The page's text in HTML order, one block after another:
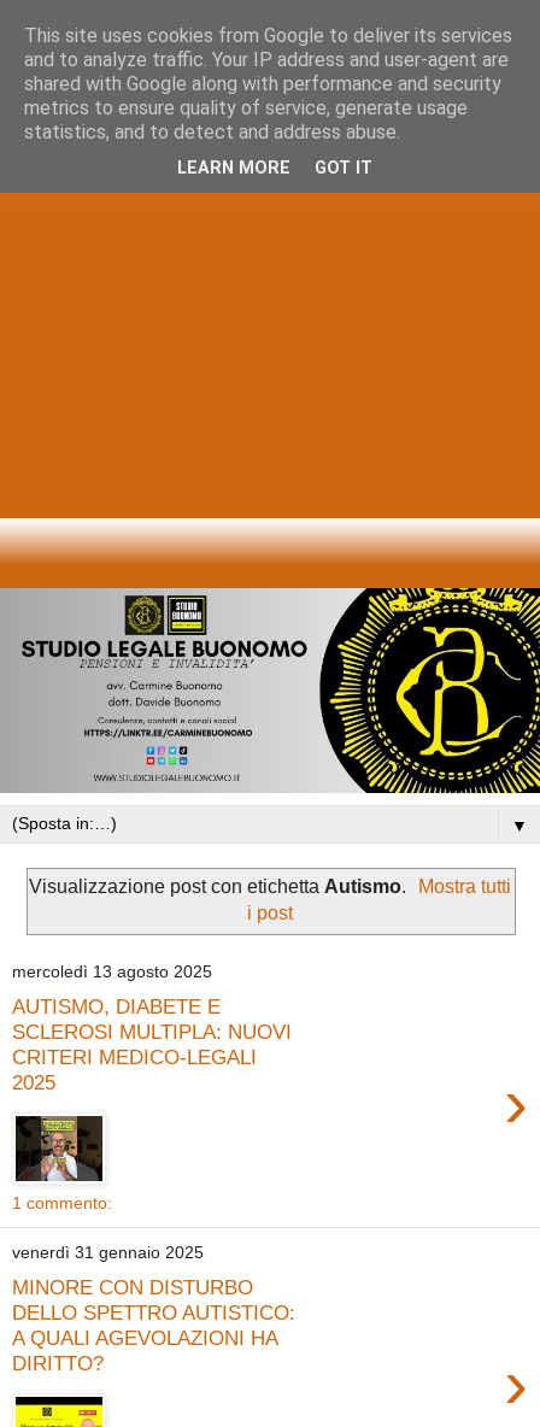
▼
Visualizzazione post con etichetta Autismo.
Mostra tutti
i post
mercoledì 13 agosto 2025
AUTISMO, DIABETE E
SCLEROSI MULTIPLA: NUOVI
CRITERI MEDICO-LEGALI
2025
›
1 commento:
venerdì 31 gennaio 2025
MINORE CON DISTURBO
DELLO SPETTRO AUTISTICO:
A QUALI AGEVOLAZIONI HA
DIRITTO?
›
This site uses cookies from Google to deliver its services
and to analyze traffic. Your IP address and user-agent are
shared with Google along with performance and security
metrics to ensure quality of service, generate usage
statistics, and to detect and address abuse.
LEARN MORE GOT IT